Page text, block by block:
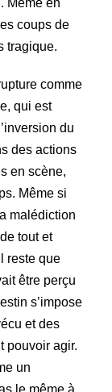
coups de
tragique.
comme
qui est
du
des actions
en scène,
Même si
malédiction
tout et
reste que
être perçu
s’impose
et des
pouvoir agir.
un
le même à